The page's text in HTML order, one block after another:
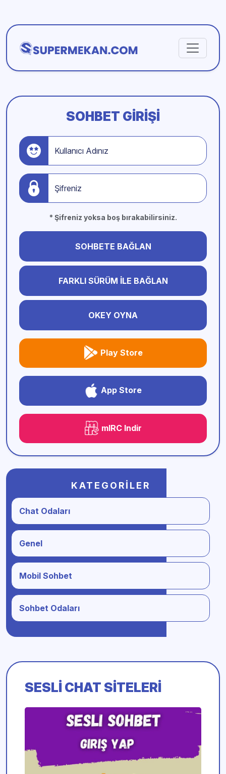
SOHBET GIRIŞI
Kullanıcı Adınız
Şifreniz
* Şifreniz yoksa boş bırakabilirsiniz.
SOHBETE BAĞLAN
FARKLI SÜRÜM İLE BAĞLAN
OKEY OYNA
Play Store
App Store
mIRC Indir
KATEGORILER
Chat Odaları
Genel
Mobil Sohbet
Sohbet Odaları
SESLI CHAT SITELERI